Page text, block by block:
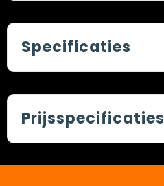
Specificaties
Prijsspecificaties